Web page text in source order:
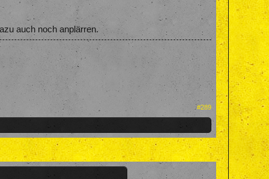
auch noch anplärren.
#289